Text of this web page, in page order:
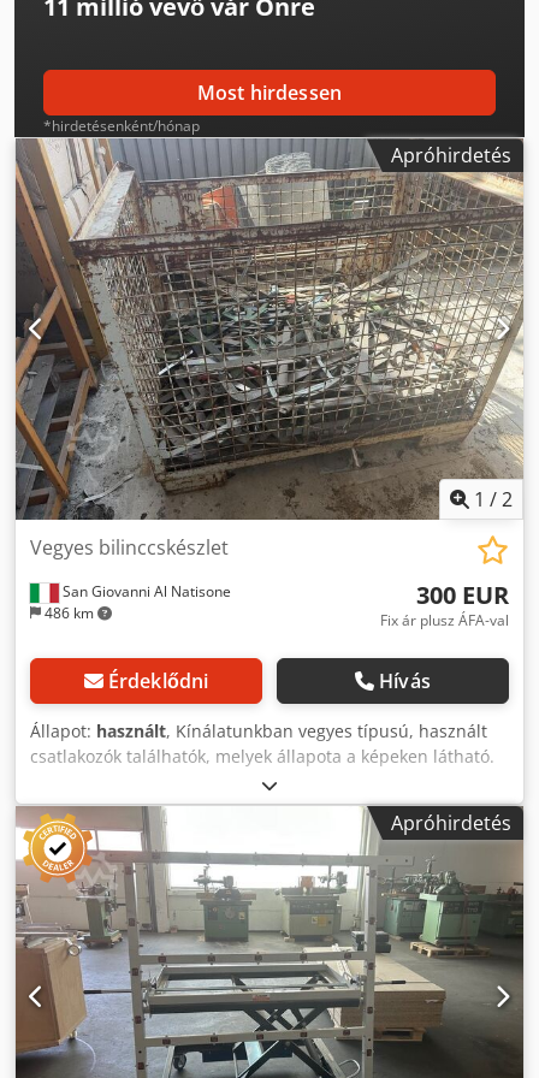
11 millió vevővár Önre
Most hirdessen
*hirdetésenként/hónap
Apróhirdetés
1 /2
San Giovanni Al Natisone
486 km
Vegyes bilinccskészlet
300 EUR
Fix ár plusz ÁFA-val
Érdeklődni Hívás
Állapot: használt, Kínálatunkban vegyes típusú, használt
csatlakozók találhatók, melyek állapota a képeken látható.
Apróhirdetés